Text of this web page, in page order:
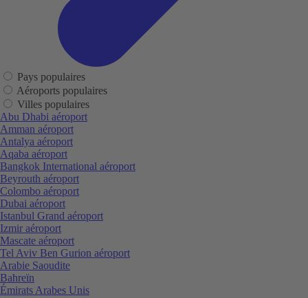
Pays populaires
Aéroports populaires
Villes populaires
Abu Dhabi aéroport
Amman aéroport
Antalya aéroport
Aqaba aéroport
Bangkok International aéroport
Beyrouth aéroport
Colombo aéroport
Dubai aéroport
Istanbul Grand aéroport
Izmir aéroport
Mascate aéroport
Tel Aviv Ben Gurion aéroport
Arabie Saoudite
Bahreïn
Émirats Arabes Unis